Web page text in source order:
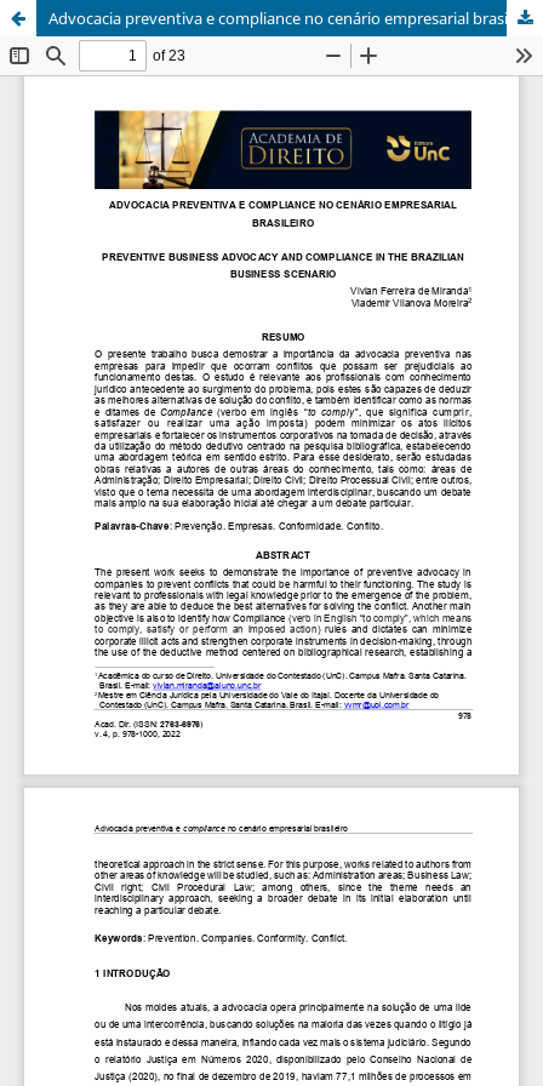
Advocacia preventiva e compliance no cenário empresarial brasileiro